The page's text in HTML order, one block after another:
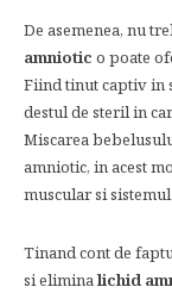
De asemenea, nu
amniotic o poate
Fiind tinut captiv in
destul de steril in
Miscarea
amniotic, in acest
muscular si sistemul
Tinand cont de
si eliminalichid